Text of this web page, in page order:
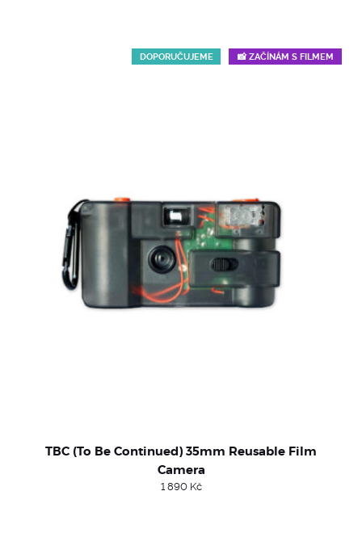
DOPORUČUJEME 📸 ZAČÍNÁM S FILMEM
TBC (To Be Continued) 35mm Reusable Film
Camera
1 890 Kč